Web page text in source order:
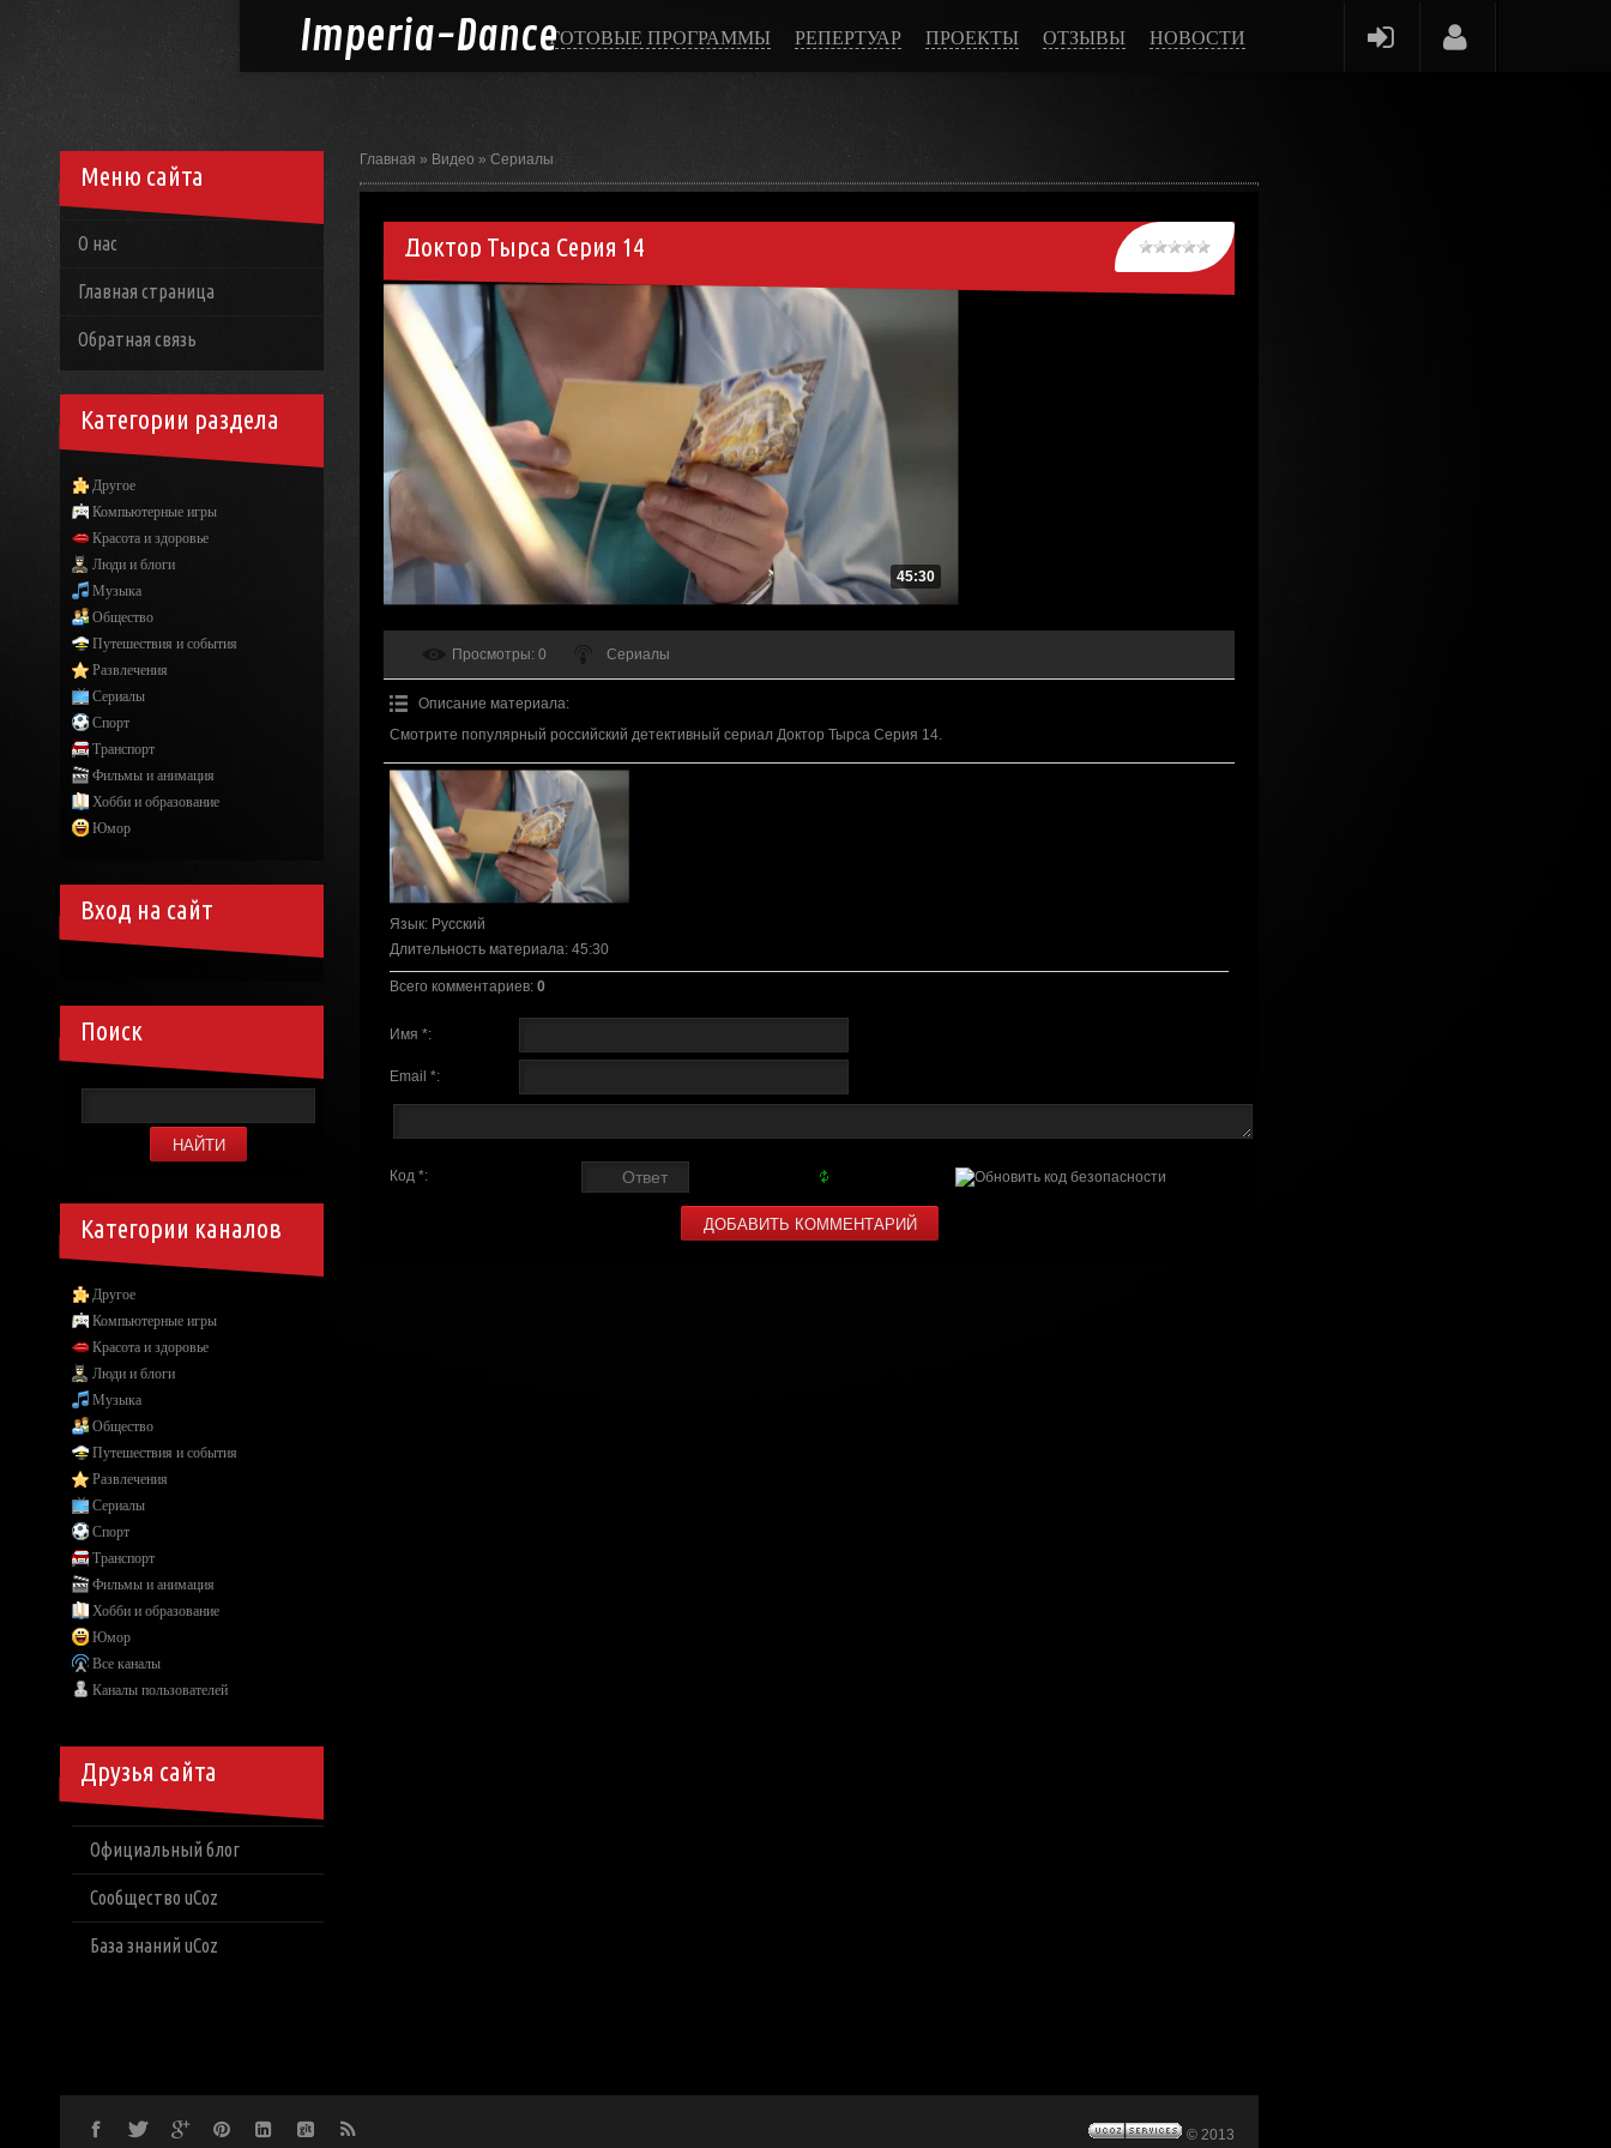
Imperia-DanceГОТОВЫЕ ПРОГРАММЫ РЕПЕРТУАР ПРОЕКТЫ ОТЗЫВЫ НОВОСТИ
Главная » Видео » Сериалы
Доктор Тырса Серия 14
45:30
Просмотры: 0 Сериалы
Описание материала:
Смотрите популярный российский детективный сериал Доктор Тырса Серия 14.
Язык: Русский
Длительность материала: 45:30
Всего комментариев: 0
Имя *:
Email *:
Код *:
Меню сайта
О нас
Главная страница
Обратная связь
Категории раздела
Другое
Компьютерные игры
Красота и здоровье
Люди и блоги
Музыка
Общество
Путешествия и события
Развлечения
Сериалы
Спорт
Транспорт
Фильмы и анимация
Хобби и образование
Юмор
Вход на сайт
Поиск
Категории каналов
Другое
Компьютерные игры
Красота и здоровье
Люди и блоги
Музыка
Общество
Путешествия и события
Развлечения
Сериалы
Спорт
Транспорт
Фильмы и анимация
Хобби и образование
Юмор
Все каналы
Каналы пользователей
Друзья сайта
Официальный блог
Сообщество uCoz
База знаний uCoz
© 2013